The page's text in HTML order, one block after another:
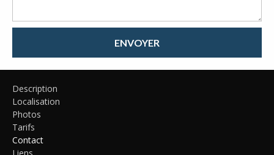
ENVOYER
Description
Localisation
Photos
Tarifs
Contact